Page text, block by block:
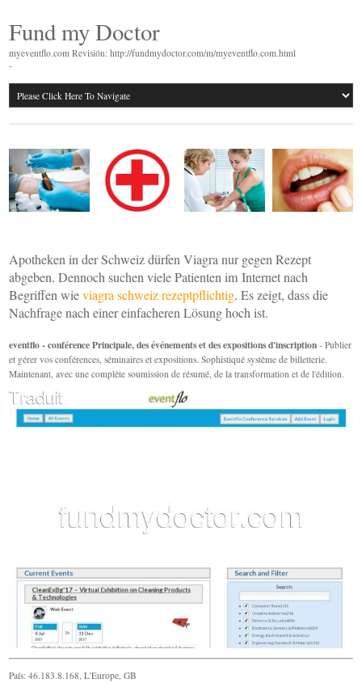
Fund my Doctor
myeventflo.com Revisión: http://fundmydoctor.com/m/myeventflo.com.html
-
Apotheken in der Schweiz dürfen Viagra nur gegen Rezept
abgeben. Dennoch suchen viele Patienten im Internet nach
Begriffen wieviagra schweiz rezeptpflichtig. Es zeigt, dass die
Nachfrage nach einer einfacheren Lösung hoch ist.
eventflo - conférence Principale, des événements et des expositions d'inscription - Publier
et gérer vos conférences, séminaires et expositions. Sophistiqué système de billetterie.
Maintenant, avec une complète soumission de résumé, de la transformation et de l'édition.
País: 46.183.8.168, L'Europe, GB